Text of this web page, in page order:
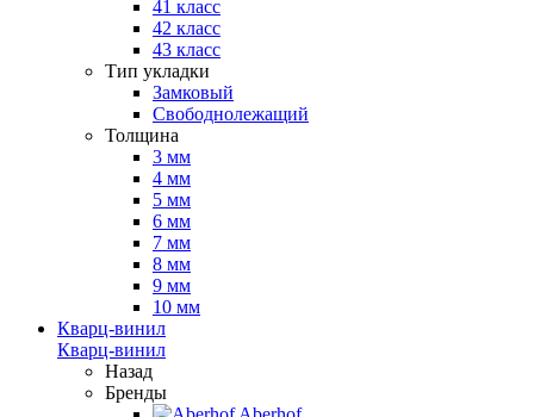
41 класс
42 класс
43 класс
Тип укладки
Замковый
Свободнолежащий
Толщина
3 мм
4 мм
5 мм
6 мм
7 мм
8 мм
9 мм
10 мм
Кварц-винил
Кварц-винил
Назад
Бренды